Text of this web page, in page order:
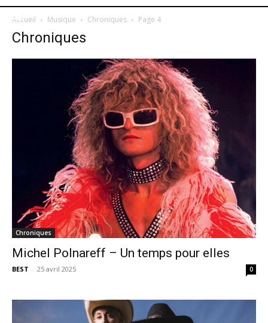
Accueil Musique Chroniques Page 4
Chroniques
Chroniques
Michel Polnareff – Un temps pour elles
BEST - 25 avril 2025 0